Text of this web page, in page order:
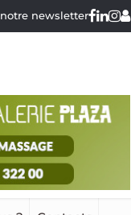
newsletter
? Contacts